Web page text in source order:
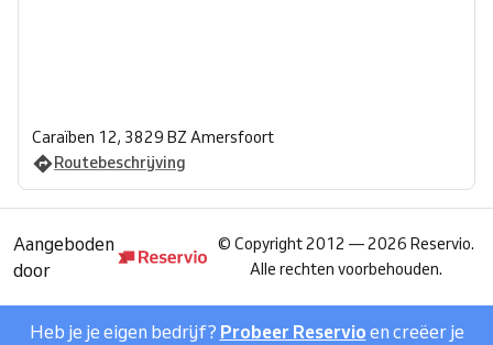
Caraïben 12, 3829 BZ Amersfoort
Routebeschrijving
Aangeboden
door
© Copyright 2012 — 2026 Reservio.
Alle rechten voorbehouden.
Heb je je eigen bedrijf? Probeer Reservio en creëer je